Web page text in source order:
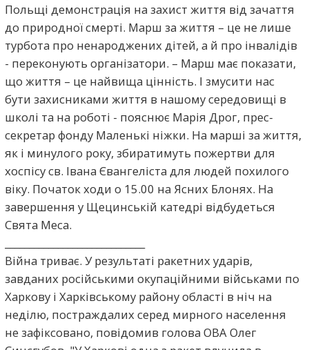
Польщі демонстрація на захист життя від зачаття
до природної смерті. Марш за життя – це не лише
турбота про ненароджених дітей, а й про інвалідів
- переконують організатори. – Марш має показати,
що життя – це найвища цінність. І змусити нас
бути захисниками життя в нашому середовищі в
школі та на роботі - пояснює Марія Дрог, прес-
секретар фонду Маленькі ніжки. На марші за життя,
як і минулого року, збиратимуть пожертви для
хоспісу св. Івана Євангеліста для людей похилого
віку. Початок ходи о 15.00 на Ясних Блонях. На
завершення у Щецинській катедрі відбудеться
Свята Меса.
Війна триває. У результаті ракетних ударів,
завданих російськими окупаційними військами по
Харкову і Харківському району області в ніч на
неділю, постраждалих серед мирного населення
не зафіксовано, повідомив голова ОВА Олег